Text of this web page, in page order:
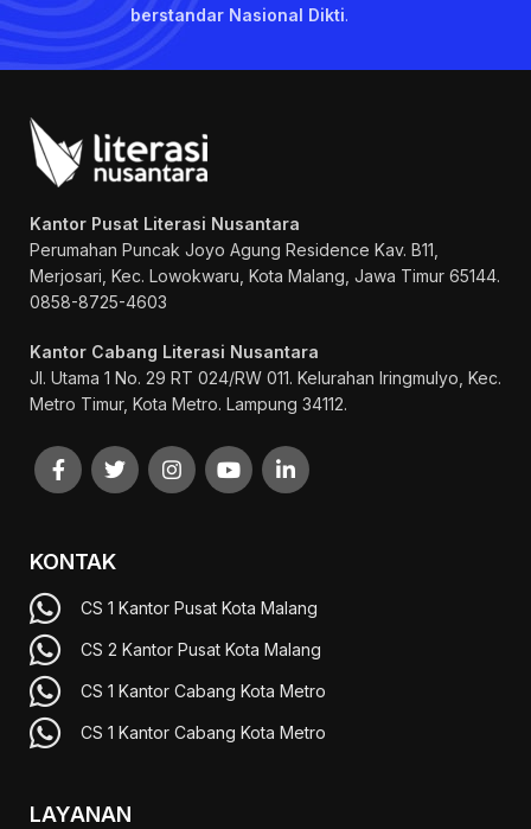
berstandar Nasional Dikti.
Kantor Pusat Literasi Nusantara
Perumahan Puncak Joyo Agung Residence Kav. B11,
Merjosari, Kec. Lowokwaru, Kota Malang, Jawa Timur 65144.
0858-8725-4603
Kantor Cabang Literasi Nusantara
Jl. Utama 1 No. 29 RT 024/RW 011. Kelurahan Iringmulyo, Kec.
Metro Timur, Kota Metro. Lampung 34112.
KONTAK
CS 1 Kantor Pusat Kota Malang
CS 2 Kantor Pusat Kota Malang
CS 1 Kantor Cabang Kota Metro
CS 1 Kantor Cabang Kota Metro
LAYANAN